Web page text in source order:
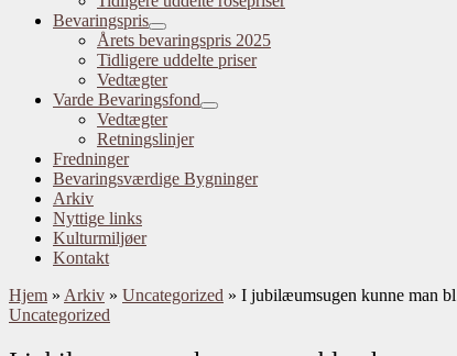
Bevaringspris
Årets bevaringspris 2025
Tidligere uddelte priser
Vedtægter
Varde Bevaringsfond
Vedtægter
Retningslinjer
Fredninger
Bevaringsværdige Bygninger
Arkiv
Nyttige links
Kulturmiljøer
Kontakt
Hjem » Arkiv » Uncategorized » I jubilæumsugen kunne man
Uncategorized